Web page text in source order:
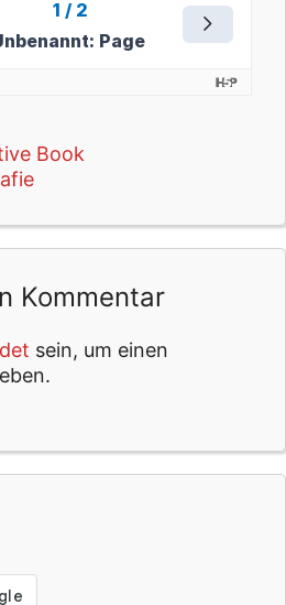
Book
Kommentar
sein, um einen